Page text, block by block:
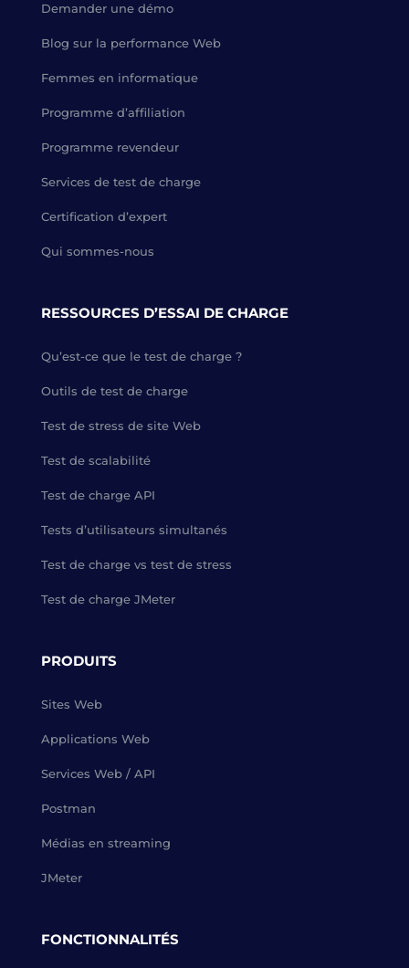
Demander une démo
Blog sur la performance Web
Femmes en informatique
Programme d’affiliation
Programme revendeur
Services de test de charge
Certification d’expert
Qui sommes-nous
RESSOURCES D’ESSAI DE CHARGE
Qu’est-ce que le test de charge ?
Outils de test de charge
Test de stress de site Web
Test de scalabilité
Test de charge API
Tests d’utilisateurs simultanés
Test de charge vs test de stress
Test de charge JMeter
PRODUITS
Sites Web
Applications Web
Services Web / API
Postman
Médias en streaming
JMeter
FONCTIONNALITÉS